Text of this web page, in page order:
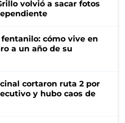
volvió a sacar fotos
cómo vive en
a un año de su
cortaron ruta 2 por
y hubo caos de